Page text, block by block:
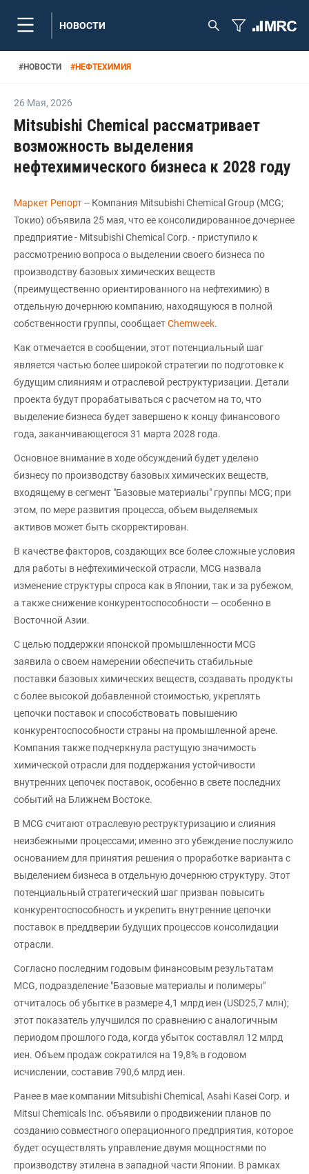
НОВОСТИ
#НОВОСТИ #НЕФТЕХИМИЯ
26 Мая, 2026
Mitsubishi Chemical рассматривает
возможность выделения
нефтехимического бизнеса к 2028 году
Маркет Репорт-- Компания Mitsubishi Chemical Group (MCG;
Токио) объявила 25 мая, что ее консолидированное дочернее
предприятие - Mitsubishi Chemical Corp. - приступило к
рассмотрению вопроса о выделении своего бизнеса по
производству базовых химических веществ
(преимущественно ориентированного на нефтехимию) в
отдельную дочернюю компанию, находящуюся в полной
собственности группы, сообщаетChemweek.
Как отмечается в сообщении, этот потенциальный шаг
является частью более широкой стратегии по подготовке к
будущим слияниям и отраслевой реструктуризации. Детали
проекта будут прорабатываться с расчетом на то, что
выделение бизнеса будет завершено к концу финансового
года, заканчивающегося 31 марта 2028 года.
Основное внимание в ходе обсуждений будет уделено
бизнесу по производству базовых химических веществ,
входящему в сегмент "Базовые материалы" группы MCG; при
этом, по мере развития процесса, объем выделяемых
активов может быть скорректирован.
В качестве факторов, создающих все более сложные условия
для работы в нефтехимической отрасли, MCG назвала
изменение структуры спроса как в Японии, так и за рубежом,
а также снижение конкурентоспособности — особенно в
Восточной Азии.
С целью поддержки японской промышленности MCG
заявила о своем намерении обеспечить стабильные
поставки базовых химических веществ, создавать продукты
с более высокой добавленной стоимостью, укреплять
цепочки поставок и способствовать повышению
конкурентоспособности страны на промышленной арене.
Компания также подчеркнула растущую значимость
химической отрасли для поддержания устойчивости
внутренних цепочек поставок, особенно в свете последних
событий на Ближнем Востоке.
В MCG считают отраслевую реструктуризацию и слияния
неизбежными процессами; именно это убеждение послужило
основанием для принятия решения о проработке варианта с
выделением бизнеса в отдельную дочернюю структуру. Этот
потенциальный стратегический шаг призван повысить
конкурентоспособность и укрепить внутренние цепочки
поставок в преддверии будущих процессов консолидации
отрасли.
Согласно последним годовым финансовым результатам
MCG, подразделение "Базовые материалы и полимеры"
отчиталось об убытке в размере 4,1 млрд иен (USD25,7 млн);
этот показатель улучшился по сравнению с аналогичным
периодом прошлого года, когда убыток составлял 12 млрд
иен. Объем продаж сократился на 19,8% в годовом
исчислении, составив 790,6 млрд иен.
Ранее в мае компании Mitsubishi Chemical, Asahi Kasei Corp. и
Mitsui Chemicals Inc. объявили о продвижении планов по
созданию совместного операционного предприятия, которое
будет осуществлять управление двумя мощностями по
производству этилена в западной части Японии. В рамках